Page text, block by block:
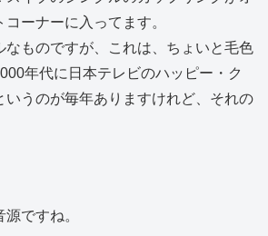
ーナーに入ってます。
なものですが、これは、ちょいと毛色
年代に日本テレビのハッピー・ク
いうのが毎年ありますけれど、それの
ですね。